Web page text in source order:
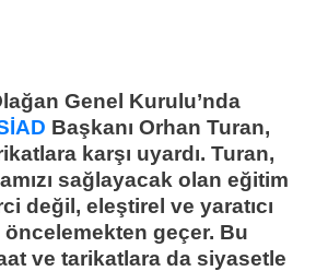
Genel Kurulu’nda
Başkanı Orhan Turan,
karşı uyardı. Turan,
sağlayacak olan eğitim
değil, eleştirel ve yaratıcı
geçer. Bu
ve tarikatlara da siyasetle